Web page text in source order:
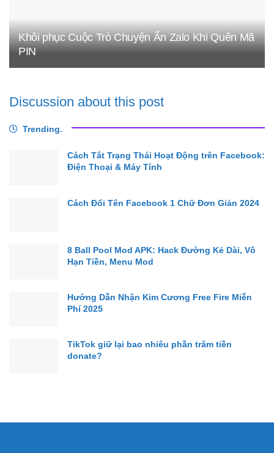
Khôi phục Cuộc Trò Chuyện Ẩn Zalo Khi Quên Mã
PIN
Discussion about this post
Trending.
Cách Tắt Trạng Thái Hoạt Động trên Facebook:
Điện Thoại & Máy Tính
Cách Đổi Tên Facebook 1 Chữ Đơn Giản 2024
8 Ball Pool Mod APK: Hack Đường Kẻ Dài, Vô
Hạn Tiền, Menu Mod
Hướng Dẫn Nhận Kim Cương Free Fire Miễn
Phí 2025
TikTok giữ lại bao nhiêu phần trăm tiền
donate?